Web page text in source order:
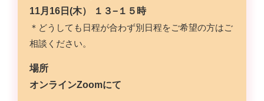
11月16日(木） １３−１５時
＊どうしても日程が合わず別日程をご希望の方はご
相談ください。
場所
オンラインZoomにて